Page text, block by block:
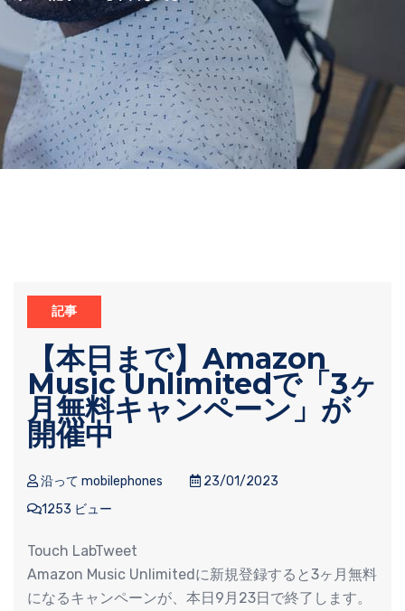
記事
【本日まで】Amazon
Music Unlimitedで「3ヶ
月無料キャンペーン」が
開催中
沿って mobilephones
23/01/2023
1253 ビュー
Touch LabTweet
Amazon Music Unlimitedに新規登録すると3ヶ月無料
になるキャンペーンが、本日9月23日で終了します。